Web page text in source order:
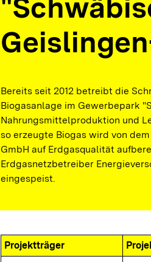
Bereits seit 2012 betreibt die
Biogasanlage im Gewerbepark
Nahrungsmittelproduktion und
so erzeugte Biogas wird von
GmbH auf Erdgasqualität
Erdgasnetzbetreiber
eingespeist.
Projektträger